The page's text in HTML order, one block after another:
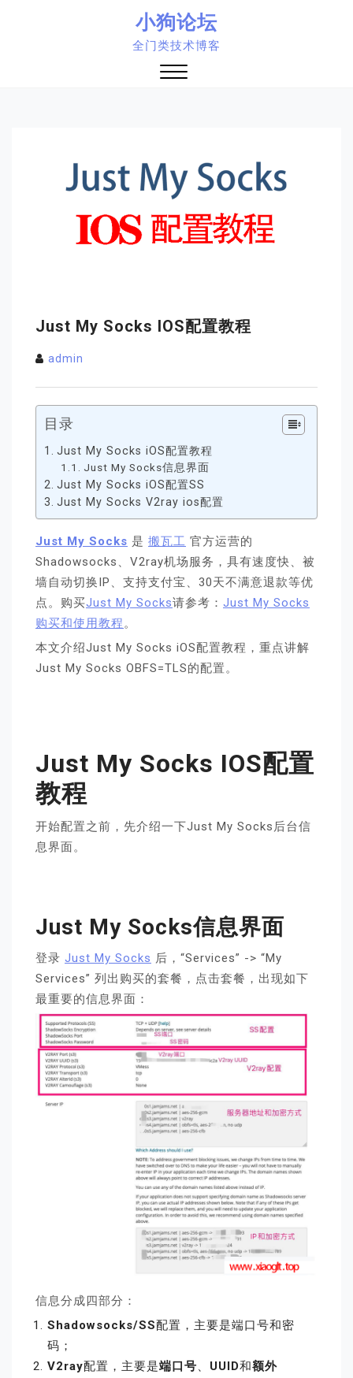
小狗论坛
全门类技术博客
Just My Socks IOS配置教程
admin
目录
Just My Socks iOS配置教程
Just My Socks信息界面
Just My Socks iOS配置SS
Just My Socks V2ray ios配置
Just My Socks 是 搬瓦工 官方运营的
Shadowsocks、V2ray机场服务，具有速度快、被
墙自动切换IP、支持支付宝、30天不满意退款等优
点。购买Just My Socks请参考： Just My Socks
购买和使用教程。
本文介绍Just My Socks iOS配置教程，重点讲解
Just My Socks OBFS=TLS的配置。
Just My Socks IOS配置
教程
开始配置之前，先介绍一下Just My Socks后台信
息界面。
Just My Socks信息界面
登录 Just My Socks 后，“Services” -> “My
Services” 列出购买的套餐，点击套餐，出现如下
最重要的信息界面：
信息分成四部分：
Shadowsocks/SS配置，主要是端口号和密
码；
V2ray配置，主要是端口号、 UUID和额外